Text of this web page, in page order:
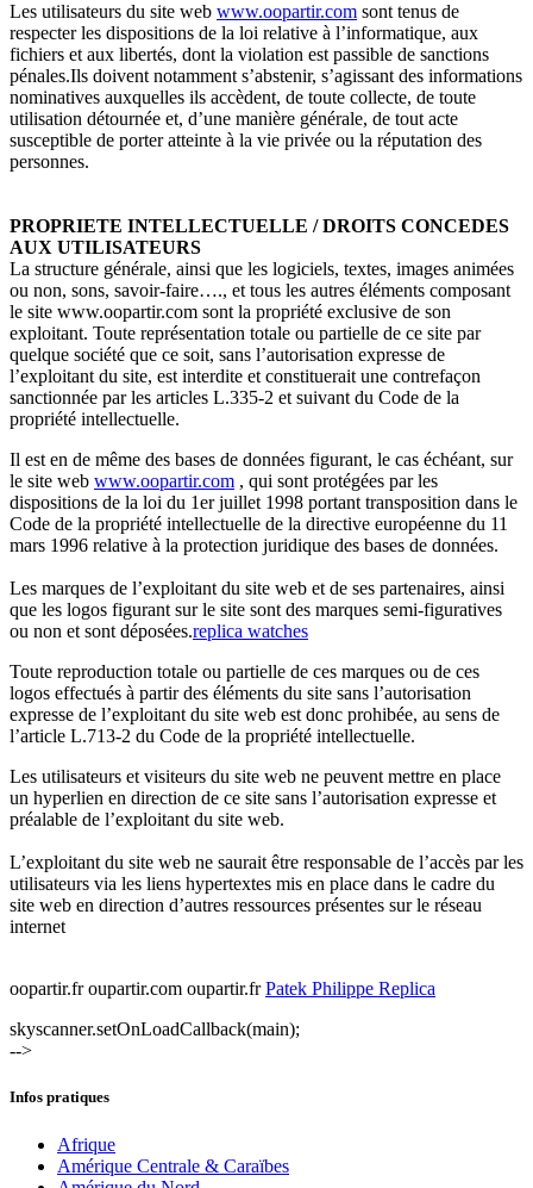
Les utilisateurs du site web www.oopartir.com sont tenus de
respecter les dispositions de la loi relative à l’informatique, aux
fichiers et aux libertés, dont la violation est passible de sanctions
pénales.Ils doivent notamment s’abstenir, s’agissant des informations
nominatives auxquelles ils accèdent, de toute collecte, de toute
utilisation détournée et, d’une manière générale, de tout acte
susceptible de porter atteinte à la vie privée ou la réputation des
personnes.
PROPRIETE INTELLECTUELLE / DROITS CONCEDES
AUX UTILISATEURS
La structure générale, ainsi que les logiciels, textes, images animées
ou non, sons, savoir-faire…., et tous les autres éléments composant
le site www.oopartir.com sont la propriété exclusive de son
exploitant. Toute représentation totale ou partielle de ce site par
quelque société que ce soit, sans l’autorisation expresse de
l’exploitant du site, est interdite et constituerait une contrefaçon
sanctionnée par les articles L.335-2 et suivant du Code de la
propriété intellectuelle.
Il est en de même des bases de données figurant, le cas échéant, sur
le site web www.oopartir.com , qui sont protégées par les
dispositions de la loi du 1er juillet 1998 portant transposition dans le
Code de la propriété intellectuelle de la directive européenne du 11
mars 1996 relative à la protection juridique des bases de données.
Les marques de l’exploitant du site web et de ses partenaires, ainsi
que les logos figurant sur le site sont des marques semi-figuratives
ou non et sont déposées.replica watches
Toute reproduction totale ou partielle de ces marques ou de ces
logos effectués à partir des éléments du site sans l’autorisation
expresse de l’exploitant du site web est donc prohibée, au sens de
l’article L.713-2 du Code de la propriété intellectuelle.
Les utilisateurs et visiteurs du site web ne peuvent mettre en place
un hyperlien en direction de ce site sans l’autorisation expresse et
préalable de l’exploitant du site web.
L’exploitant du site web ne saurait être responsable de l’accès par les
utilisateurs via les liens hypertextes mis en place dans le cadre du
site web en direction d’autres ressources présentes sur le réseau
internet
oopartir.fr oupartir.com oupartir.frPatek Philippe Replica
skyscanner.setOnLoadCallback(main);
-->
Infos pratiques
Afrique
Amérique Centrale & Caraïbes